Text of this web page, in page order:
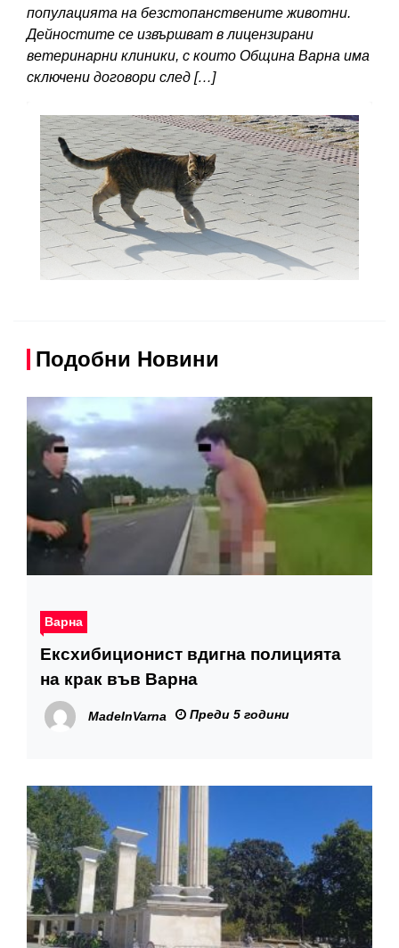
популацията на безстопанствените животни.
Дейностите се извършват в лицензирани
ветеринарни клиники, с които Община Варна има
сключени договори след […]
Подобни Новини
Варна
Ексхибиционист вдигна полицията
на крак във Варна
MadeInVarna Преди 5 години